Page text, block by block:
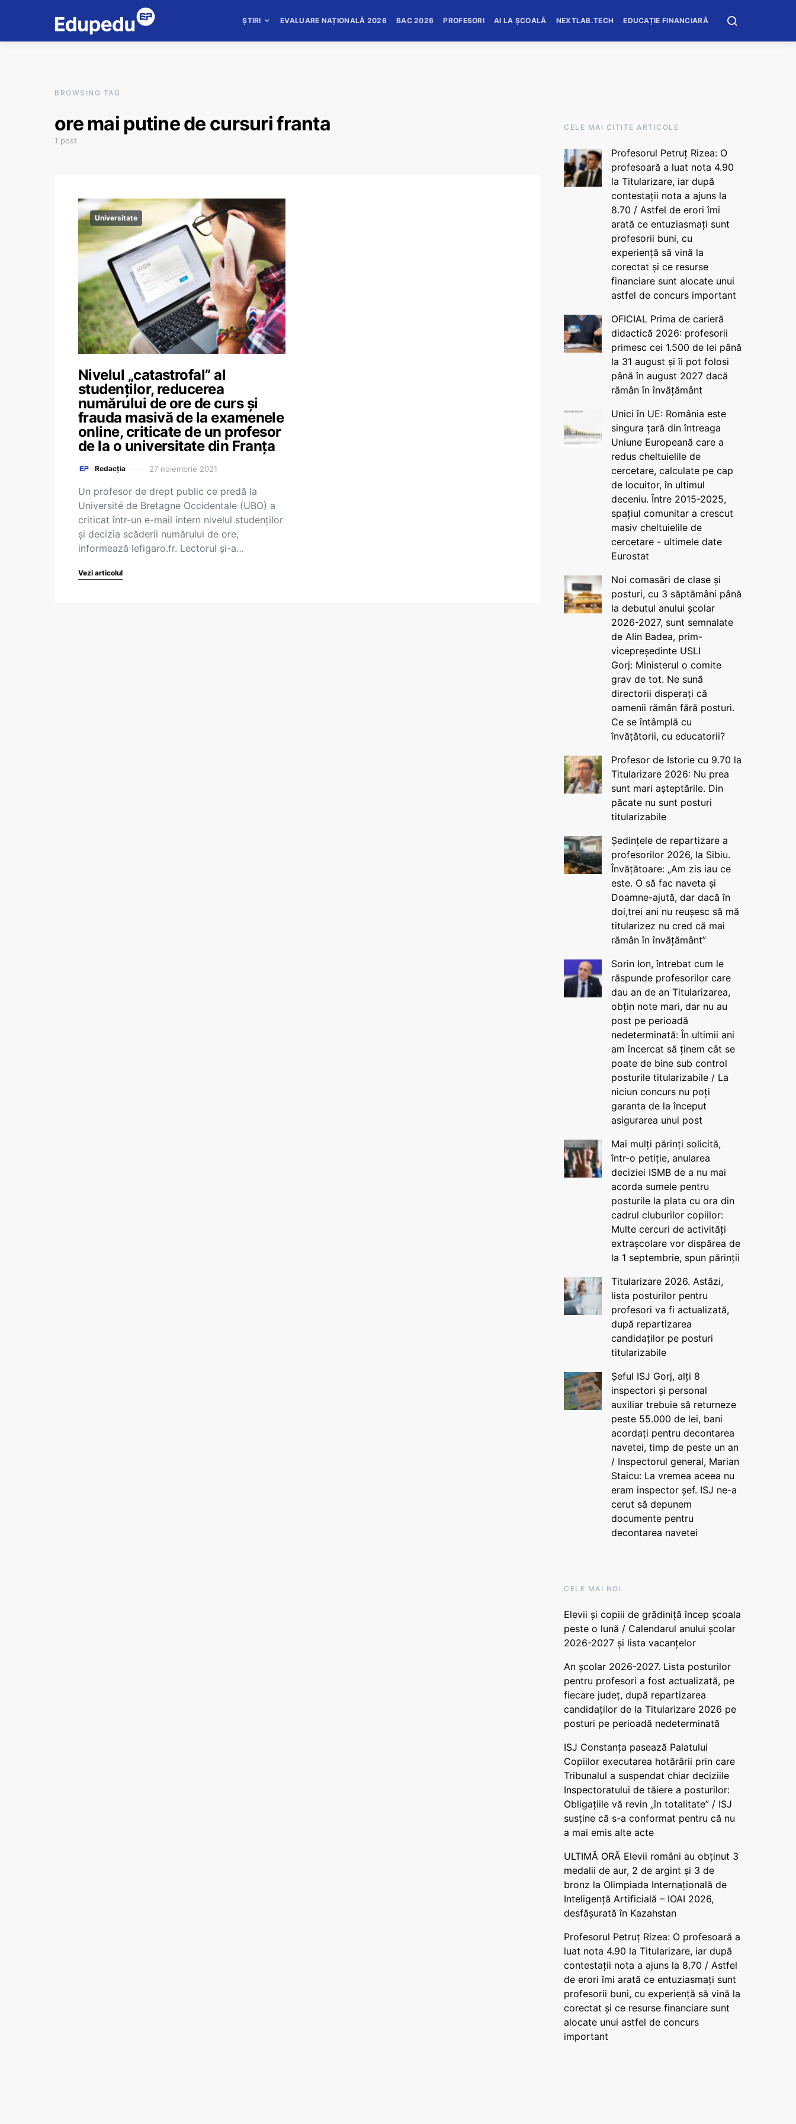
ȘTIRI EVALUARE NAȚIONALĂ 2026 BAC 2026 PROFESORI AI LA ȘCOALĂ NEXTLAB.TECH EDUCAȚIE FINANCIARĂ
BROWSING TAG
ore mai putine de cursuri franta
1 post
Universitate
Nivelul „catastrofal” al
studenților, reducerea
numărului de ore de curs și
frauda masivă de la examenele
online, criticate de un profesor
de la o universitate din Franța
Redacția 27 noiembrie 2021
Un profesor de drept public ce predă la
Université de Bretagne Occidentale (UBO) a
criticat într-un e-mail intern nivelul studenților
și decizia scăderii numărului de ore,
informează lefigaro.fr. Lectorul și-a…
Vezi articolul
CELE MAI CITITE ARTICOLE
Profesorul Petruț Rizea: O
profesoară a luat nota 4.90
la Titularizare, iar după
contestații nota a ajuns la
8.70 / Astfel de erori îmi
arată ce entuziasmați sunt
profesorii buni, cu
experiență să vină la
corectat și ce resurse
financiare sunt alocate unui
astfel de concurs important
OFICIAL Prima de carieră
didactică 2026: profesorii
primesc cei 1.500 de lei până
la 31 august și îi pot folosi
până în august 2027 dacă
rămân în învățământ
Unici în UE: România este
singura țară din întreaga
Uniune Europeană care a
redus cheltuielile de
cercetare, calculate pe cap
de locuitor, în ultimul
deceniu. Între 2015-2025,
spațiul comunitar a crescut
masiv cheltuielile de
cercetare - ultimele date
Eurostat
Noi comasări de clase și
posturi, cu 3 săptămâni până
la debutul anului școlar
2026-2027, sunt semnalate
de Alin Badea, prim-
vicepreședinte USLI
Gorj: Ministerul o comite
grav de tot. Ne sună
directorii disperați că
oamenii rămân fără posturi.
Ce se întâmplă cu
învățătorii, cu educatorii?
Profesor de Istorie cu 9.70 la
Titularizare 2026: Nu prea
sunt mari așteptările. Din
păcate nu sunt posturi
titularizabile
Ședințele de repartizare a
profesorilor 2026, la Sibiu.
Învățătoare: „Am zis iau ce
este. O să fac naveta și
Doamne-ajută, dar dacă în
doi,trei ani nu reușesc să mă
titularizez nu cred că mai
rămân în învățământ”
Sorin Ion, întrebat cum le
răspunde profesorilor care
dau an de an Titularizarea,
obțin note mari, dar nu au
post pe perioadă
nedeterminată: În ultimii ani
am încercat să ținem cât se
poate de bine sub control
posturile titularizabile / La
niciun concurs nu poți
garanta de la început
asigurarea unui post
Mai mulți părinți solicită,
într-o petiție, anularea
deciziei ISMB de a nu mai
acorda sumele pentru
posturile la plata cu ora din
cadrul cluburilor copiilor:
Multe cercuri de activități
extrașcolare vor dispărea de
la 1 septembrie, spun părinții
Titularizare 2026. Astăzi,
lista posturilor pentru
profesori va fi actualizată,
după repartizarea
candidaților pe posturi
titularizabile
Șeful ISJ Gorj, alți 8
inspectori și personal
auxiliar trebuie să returneze
peste 55.000 de lei, bani
acordați pentru decontarea
navetei, timp de peste un an
/ Inspectorul general, Marian
Staicu: La vremea aceea nu
eram inspector șef. ISJ ne-a
cerut să depunem
documente pentru
decontarea navetei
CELE MAI NOI
Elevii și copiii de grădiniță încep școala
peste o lună / Calendarul anului școlar
2026-2027 și lista vacanțelor
An școlar 2026-2027. Lista posturilor
pentru profesori a fost actualizată, pe
fiecare județ, după repartizarea
candidaților de la Titularizare 2026 pe
posturi pe perioadă nedeterminată
ISJ Constanța pasează Palatului
Copiilor executarea hotărârii prin care
Tribunalul a suspendat chiar deciziile
Inspectoratului de tăiere a posturilor:
Obligațiile vă revin „în totalitate” / ISJ
susține că s-a conformat pentru că nu
a mai emis alte acte
ULTIMĂ ORĂ Elevii români au obținut 3
medalii de aur, 2 de argint și 3 de
bronz la Olimpiada Internațională de
Inteligență Artificială – IOAI 2026,
desfășurată în Kazahstan
Profesorul Petruț Rizea: O profesoară a
luat nota 4.90 la Titularizare, iar după
contestații nota a ajuns la 8.70 / Astfel
de erori îmi arată ce entuziasmați sunt
profesorii buni, cu experiență să vină la
corectat și ce resurse financiare sunt
alocate unui astfel de concurs
important